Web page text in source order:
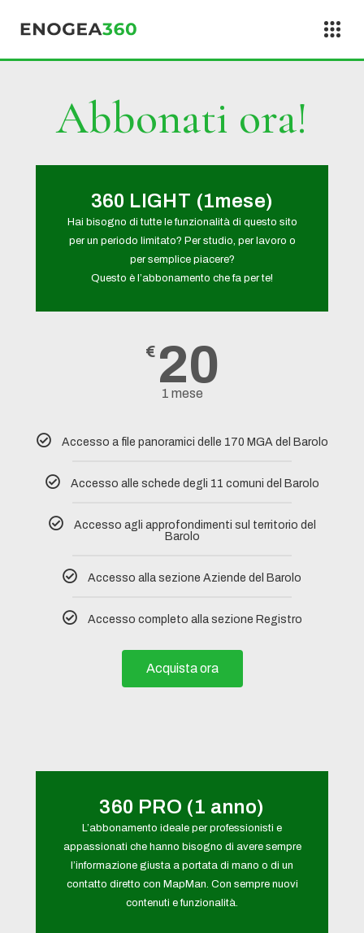
Abbonati ora!
360 LIGHT (1mese)
Hai bisogno di tutte le funzionalità di questo sito
per un periodo limitato? Per studio, per lavoro o
per semplice piacere?
Questo è l’abbonamento che fa per te!
€ 20
1 mese
Accesso a file panoramici delle 170 MGA del Barolo
Accesso alle schede degli 11 comuni del Barolo​
Accesso agli approfondimenti sul territorio del
Barolo
Accesso alla sezione Aziende del Barolo
Accesso completo alla sezione Registro
Acquista ora
360 PRO (1 anno)
L’abbonamento ideale per professionisti e
appassionati che hanno bisogno di avere sempre
l’informazione giusta a portata di mano o di un
contatto diretto con MapMan. Con sempre nuovi
contenuti e funzionalità.